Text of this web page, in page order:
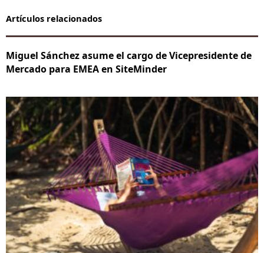
Artículos relacionados
Miguel Sánchez asume el cargo de Vicepresidente de
Mercado para EMEA en SiteMinder